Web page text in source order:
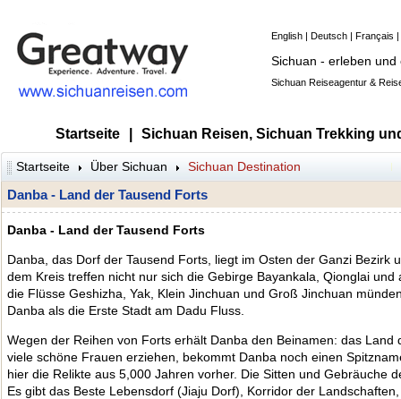
English| Deutsch| Français |
Sichuan - erleben und
Sichuan Reiseagentur &
Startseite Sichuan Reisen, Sichuan Trekking
Startseite Über Sichuan Sichuan Destination
Danba - Land der Tausend Forts
Danba - Land der Tausend Forts
Danba, das Dorf der Tausend Forts, liegt im Osten der Ganzi Bezirk
dem Kreis treffen nicht nur sich die Gebirge Bayankala, Qionglai
die Flüsse Geshizha, Yak, Klein Jinchuan und Groß Jinchuan
Danba als die Erste Stadt am Dadu Fluss.
Wegen der Reihen von Forts erhält Danba den Beinamen: das
viele schöne Frauen erziehen, bekommt Danba noch einen
hier die Relikte aus 5,000 Jahren vorher. Die Sitten und Gebräuche
Es gibt das Beste Lebensdorf (Jiaju Dorf), Korridor der